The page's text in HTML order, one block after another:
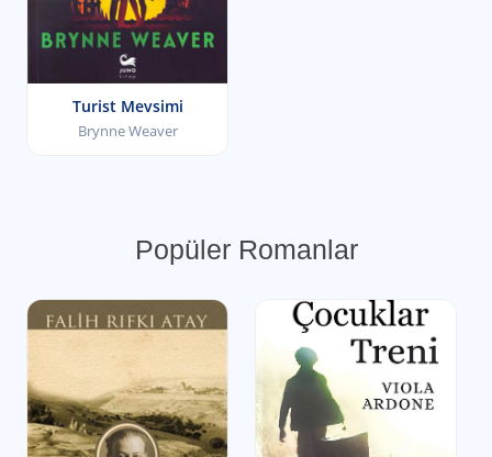
Turist Mevsimi
Brynne Weaver
Popüler Romanlar